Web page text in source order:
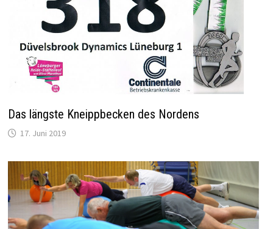
Das längste Kneippbecken des Nordens
17. Juni 2019